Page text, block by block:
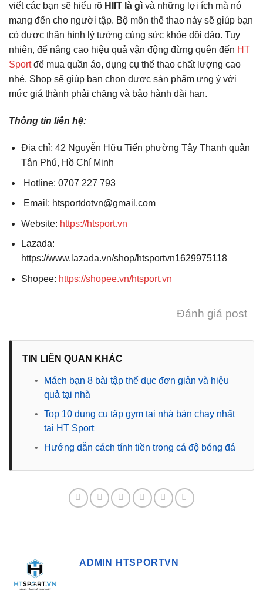
viết các bạn sẽ hiểu rõ HIIT là gì và những lợi ích mà nó
mang đến cho người tập. Bộ môn thể thao này sẽ giúp bạn
có được thân hình lý tưởng cùng sức khỏe dồi dào. Tuy
nhiên, để nâng cao hiệu quả vận động đừng quên đến HT
Sportđể mua quần áo, dụng cụ thể thao chất lượng cao
nhé. Shop sẽ giúp bạn chọn được sản phẩm ưng ý với
mức giá thành phải chăng và bảo hành dài hạn.
Thông tin liên hệ:
Địa chỉ: 42 Nguyễn Hữu Tiến phường Tây Thạnh quận
Tân Phú, Hồ Chí Minh
Hotline: 0707 227 793
Email: htsportdotvn@gmail.com
Website: https://htsport.vn
Lazada:
https://www.lazada.vn/shop/htsportvn1629975118
Shopee: https://shopee.vn/htsport.vn
Đánh giá post
TIN LIÊN QUAN KHÁC
•
Mách bạn 8 bài tập thể dục đơn giản và hiệu
quả tại nhà
•
Top 10 dụng cụ tập gym tại nhà bán chạy nhất
tại HT Sport
•
Hướng dẫn cách tính tiền trong cá độ bóng đá
ADMIN HTSPORTVN